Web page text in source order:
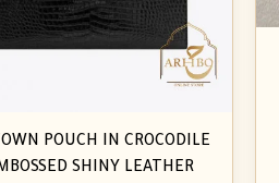
POUCH IN CROCODILE
SHINY LEATHER